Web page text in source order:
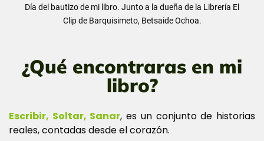
¿Qué encontraras en mi
libro?
Escribir, Soltar, Sanar, es un conjunto de historias
reales, contadas desde el corazón.
Día del bautizo de mi libro. Junto a la dueña de la Librería El
Clip de Barquisimeto, Betsaide Ochoa.